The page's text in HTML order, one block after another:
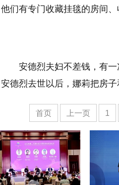
他们有专门收藏挂毯的房间
安德烈夫妇不差钱，有
安德烈去世以后，娜莉把房子
首页 上一页 1